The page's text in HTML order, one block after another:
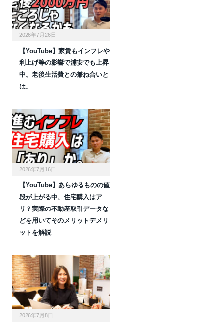
2026年7月26日
【YouTube】家賃もインフレや
利上げ等の影響で浦安でも上昇
中。老後生活費との兼ね合いと
は。
2026年7月16日
【YouTube】あらゆるものの値
段が上がる中、住宅購入はア
リ？実際の不動産取引データな
どを用いてそのメリットデメリ
ットを解説
2026年7月8日